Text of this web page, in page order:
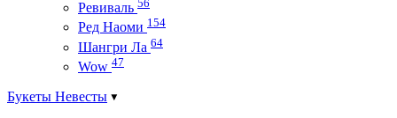
Ревиваль 56
Ред Наоми 154
Шангри Ла 64
Wow 47
Букеты Невесты